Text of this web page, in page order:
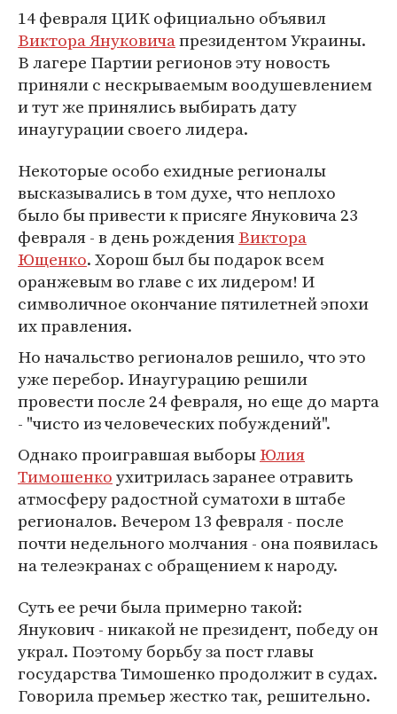
14 февраля ЦИК официально объявил
Виктора Януковичапрезидентом Украины.
В лагере Партии регионов эту новость
приняли с нескрываемым воодушевлением
и тут же принялись выбирать дату
инаугурации своего лидера.
Некоторые особо ехидные регионалы
высказывались в том духе, что неплохо
было бы привести к присяге Януковича 23
февраля - в день рожденияВиктора
Ющенко. Хорош был бы подарок всем
оранжевым во главе с их лидером! И
символичное окончание пятилетней эпохи
их правления.
Но начальство регионалов решило, что это
уже перебор. Инаугурацию решили
провести после 24 февраля, но еще до марта
- "чисто из человеческих побуждений".
Однако проигравшая выборыЮлия
Тимошенкоухитрилась заранее отравить
атмосферу радостной суматохи в штабе
регионалов. Вечером 13 февраля - после
почти недельного молчания - она появилась
на телеэкранах с обращением к народу.
Суть ее речи была примерно такой:
Янукович - никакой не президент, победу он
украл. Поэтому борьбу за пост главы
государства Тимошенко продолжит в судах.
Говорила премьер жестко так, решительно.